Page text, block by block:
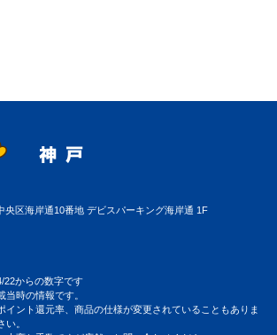
央区海岸通10番地 デビスパーキング海岸通 1F
からの数字です
時の情報です。
イント還元率、商品の仕様が変更されていることもありま
。